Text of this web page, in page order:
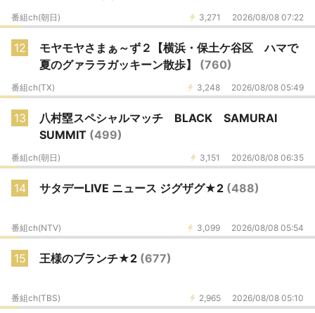
3,271 2026/08/08 07:22
番組ch(朝日)
12
モヤモヤさまぁ～ず２【横浜・保土ケ谷区 ハマで
夏のグァララガッキーン散歩】 (760)
3,248 2026/08/08 05:49
番組ch(TX)
13
八村塁スペシャルマッチ BLACK SAMURAI
SUMMIT (499)
3,151 2026/08/08 06:35
番組ch(朝日)
14 サタデーLIVE ニュース ジグザグ★2 (488)
3,099 2026/08/08 05:54
番組ch(NTV)
15 王様のブランチ★2 (677)
2,965 2026/08/08 05:10
番組ch(TBS)